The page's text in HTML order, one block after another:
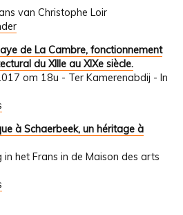
van Christophe Loir
de La Cambre, fonctionnement
du XIIIe au XIXe siècle.
om 18u - Ter Kamerenabdij - In
à Schaerbeek, un héritage à
het Frans in de Maison des arts